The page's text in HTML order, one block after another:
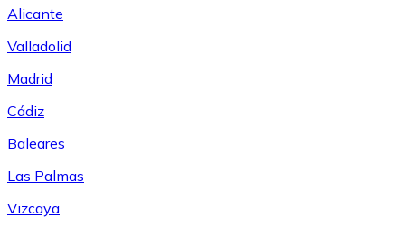
Alicante
Valladolid
Madrid
Cádiz
Baleares
Las Palmas
Vizcaya